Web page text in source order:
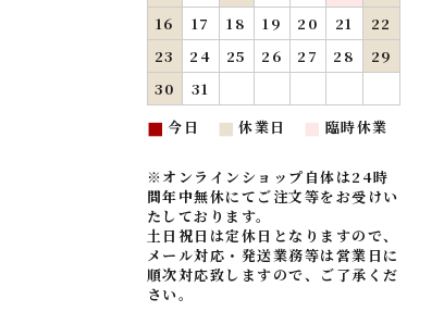
16
17 18 19 20 21
22
23
24 25 26 27 28
29
30
31
■ 今日 ■ 休業日 ■ 臨時休業
※オンラインショップ自体は24時
間年中無休にてご注文等をお受けい
たしております。
土日祝日は定休日となりますので、
メール対応・発送業務等は営業日に
順次対応致しますので、ご了承くだ
さい。